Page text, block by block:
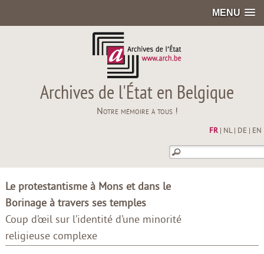
MENU
Archives de l'État en Belgique
Notre mémoire à tous !
FR| NL| DE EN
Le protestantisme à Mons et dans le
Borinage à travers ses temples
Coup d’œil sur l’identité d’une minorité
religieuse complexe